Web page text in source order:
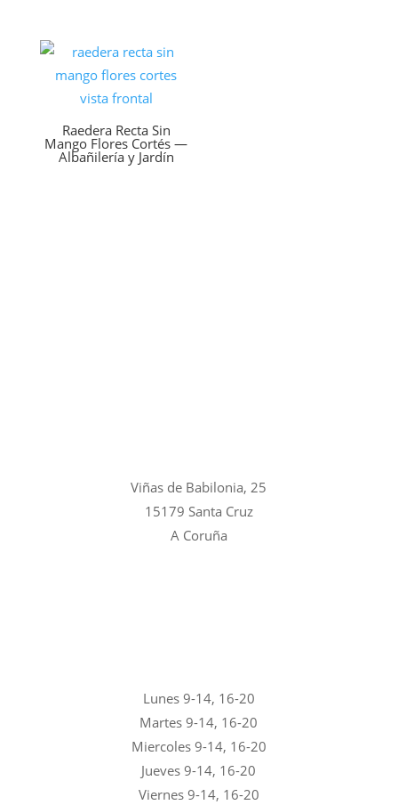
Raedera Recta Sin
Mango Flores Cortés —
Albañilería y Jardín
Viñas de Babilonia, 25
15179 Santa Cruz
A Coruña
Lunes 9-14, 16-20
Martes 9-14, 16-20
Miercoles 9-14, 16-20
Jueves 9-14, 16-20
Viernes 9-14, 16-20